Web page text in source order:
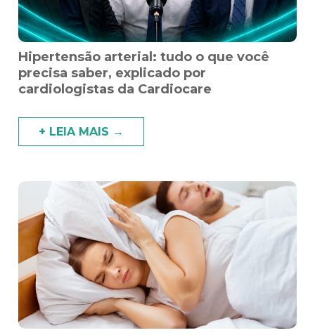
Hipertensão arterial: tudo o que você
precisa saber, explicado por
cardiologistas da Cardiocare
+ LEIA MAIS →